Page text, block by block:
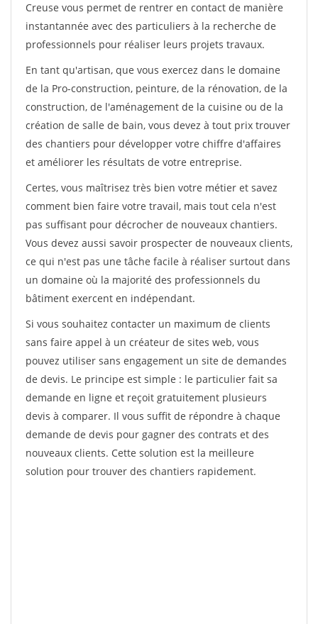
Creuse vous permet de rentrer en contact de manière
instantannée avec des particuliers à la recherche de
professionnels pour réaliser leurs projets travaux.
En tant qu'artisan, que vous exercez dans le domaine
de la Pro-construction, peinture, de la rénovation, de la
construction, de l'aménagement de la cuisine ou de la
création de salle de bain, vous devez à tout prix trouver
des chantiers pour développer votre chiffre d'affaires
et améliorer les résultats de votre entreprise.
Certes, vous maîtrisez très bien votre métier et savez
comment bien faire votre travail, mais tout cela n'est
pas suffisant pour décrocher de nouveaux chantiers.
Vous devez aussi savoir prospecter de nouveaux clients,
ce qui n'est pas une tâche facile à réaliser surtout dans
un domaine où la majorité des professionnels du
bâtiment exercent en indépendant.
Si vous souhaitez contacter un maximum de clients
sans faire appel à un créateur de sites web, vous
pouvez utiliser sans engagement un site de demandes
de devis. Le principe est simple : le particulier fait sa
demande en ligne et reçoit gratuitement plusieurs
devis à comparer. Il vous suffit de répondre à chaque
demande de devis pour gagner des contrats et des
nouveaux clients. Cette solution est la meilleure
solution pour trouver des chantiers rapidement.